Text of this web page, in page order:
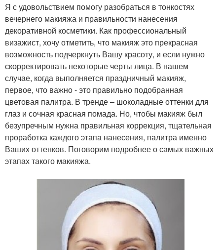
Я с удовольствием помогу разобраться в тонкостях
вечернего макияжа и правильности нанесения
декоративной косметики. Как профессиональный
визажист, хочу отметить, что макияж это прекрасная
возможность подчеркнуть Вашу красоту, и если нужно
скорректировать некоторые черты лица. В нашем
случае, когда выполняется праздничный макияж,
первое, что важно - это правильно подобранная
цветовая палитра. В тренде – шоколадные оттенки для
глаз и сочная красная помада. Но, чтобы макияж был
безупречным нужна правильная коррекция, тщательная
проработка каждого этапа нанесения, палитра именно
Ваших оттенков. Поговорим подробнее о самых важных
этапах такого макияжа.